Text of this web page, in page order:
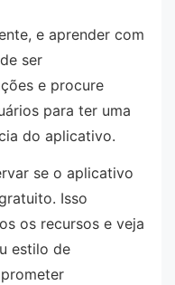
e aprender com
ser
e procure
para ter uma
do aplicativo.
se o aplicativo
Isso
os recursos e veja
estilo de